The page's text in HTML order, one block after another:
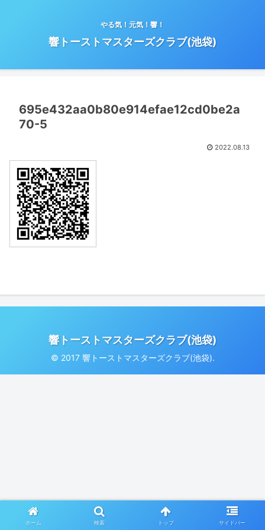
やる気！元気！響！
響トーストマスターズクラブ(池袋)
695e432aa0b80e914efae12cd0be2a
70-5
2022.08.13
響トーストマスターズクラブ(池袋)
© 2017 響トーストマスターズクラブ(池袋).
ホーム 検索 トップ サイドバー